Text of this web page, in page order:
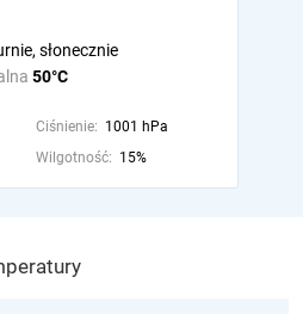
50°C
słonecznie
Ciśnienie: 1001 hPa
Wilgotność: 15%